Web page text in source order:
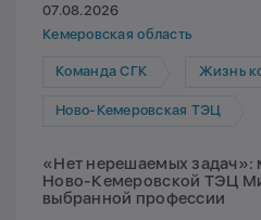
07.08.2026
Кемеровская область
Команда СГК Жизнь
Ново-Кемеровская ТЭЦ
«Нет нерешаемых задач»:
Ново-Кемеровской ТЭЦ
выбранной профессии